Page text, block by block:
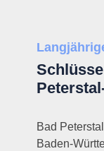
Bad
Baden-